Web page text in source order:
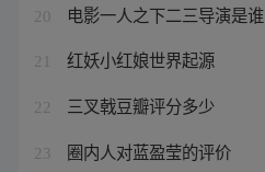
20 电影一人之下二三导演是谁
21 红妖小红娘世界起源
22 三叉戟豆瓣评分多少
23 圈内人对蓝盈莹的评价